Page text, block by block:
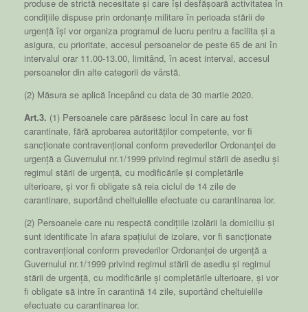
produse de strictă necesitate și care își desfășoară activitatea în
condițiile dispuse prin ordonanțe militare în perioada stării de
urgență își vor organiza programul de lucru pentru a facilita și a
asigura, cu prioritate, accesul persoanelor de peste 65 de ani în
intervalul orar 11.00-13.00, limitând, în acest interval, accesul
persoanelor din alte categorii de vârstă.
(2) Măsura se aplică începând cu data de 30 martie 2020.
Art.3. (1) Persoanele care părăsesc locul în care au fost
carantinate, fără aprobarea autorităților competente, vor fi
sancționate contravențional conform prevederilor Ordonanței de
urgență a Guvernului nr.1/1999 privind regimul stării de asediu și
regimul stării de urgență, cu modificările și completările
ulterioare, și vor fi obligate să reia ciclul de 14 zile de
carantinare, suportând cheltuielile efectuate cu carantinarea lor.
(2) Persoanele care nu respectă condițiile izolării la domiciliu și
sunt identificate în afara spațiului de izolare, vor fi sancționate
contravențional conform prevederilor Ordonanței de urgență a
Guvernului nr.1/1999 privind regimul stării de asediu și regimul
stării de urgență, cu modificările și completările ulterioare, și vor
fi obligate să intre în carantină 14 zile, suportând cheltuielile
efectuate cu carantinarea lor.